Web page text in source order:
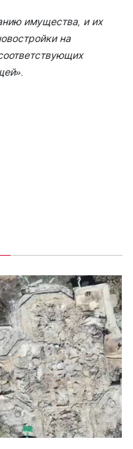
имущества, и их
на